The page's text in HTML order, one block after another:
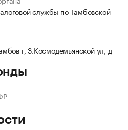
службы по Тамбовской
г, З.Космодемьянской ул, д